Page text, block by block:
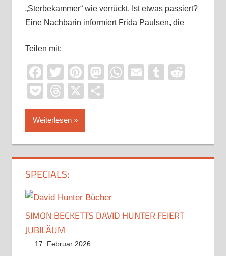
„Sterbekammer“ wie verrückt. Ist etwas passiert?
Eine Nachbarin informiert Frida Paulsen, die
Teilen mit:
Facebook
TwitterPinterest
Mastodon
WhatsApp
EmailTumblr
PocketThreads
X
Weiterlesen
SPECIALS:
SIMON BECKETTS DAVID HUNTER FEIERT
JUBILÄUM
17. Februar 2026